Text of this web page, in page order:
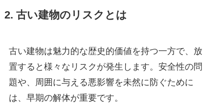
2. 古い建物のリスクとは
古い建物は魅力的な歴史的価値を持つ一方で、放
置すると様々なリスクが発生します。安全性の問
題や、周囲に与える悪影響を未然に防ぐために
は、早期の解体が重要です。